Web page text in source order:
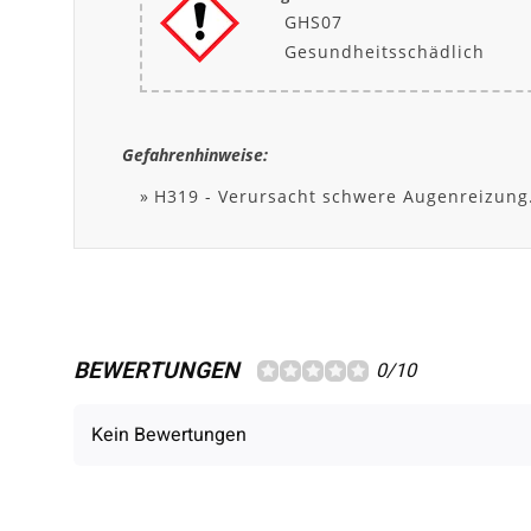
GHS07
Gesundheitsschädlich
Gefahrenhinweise:
H319 - Verursacht schwere
BEWERTUNGEN 0/10
Kein Bewertungen